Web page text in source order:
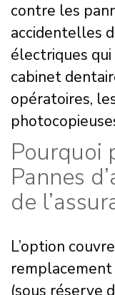
contre les
accidentelles
électriques
cabinet
opératoires,
Pourquoi
Pannes
de
L’option
remplacement
(sous réserve